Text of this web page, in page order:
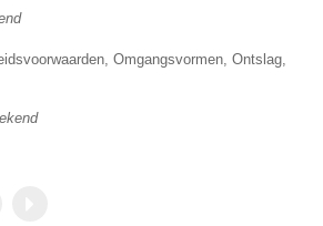
Omgangsvormen, Ontslag,